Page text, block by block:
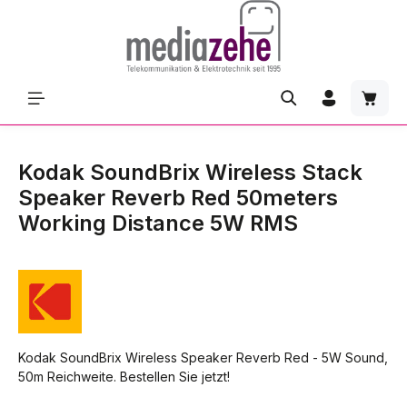
Kodak SoundBrix Wireless Stack
Speaker Reverb Red 50meters
Working Distance 5W RMS
Kodak SoundBrix Wireless Speaker Reverb Red - 5W Sound,
50m Reichweite. Bestellen Sie jetzt!